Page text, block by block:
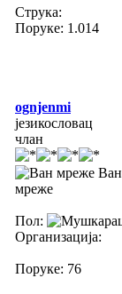
Струка:
Поруке: 1.014
ognjenmi
језикословац
члан
Ван
мреже
Пол:
Организација:
Поруке: 76